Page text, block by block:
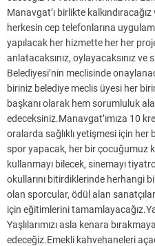
Manavgat’ı birlikte
herkesin cep telefonlarına
yapılacak her hizmette her her
anlatacaksınız, oylayacaksınız ve
Belediyesi’nin meclisinde
biriniz belediye meclis üyesi her
başkanı olarak hem sorumluluk
edeceksiniz.Manavgat’ımıza 10
oralarda sağlıklı yetişmesi için
spor yapacak, her bir çocuğumuz
kullanmayı bilecek, sinemayı
okullarını bitirdiklerinde herhangi
olan sporcular, ödül alan
için eğitimlerini
Yaşlılarımızı asla kenara
edeceğiz.Emekli kahvehaneleri